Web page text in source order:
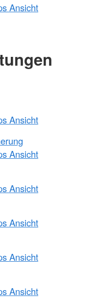
Ansicht
Ansicht
Ansicht
Ansicht
Ansicht
Ansicht
Ansicht